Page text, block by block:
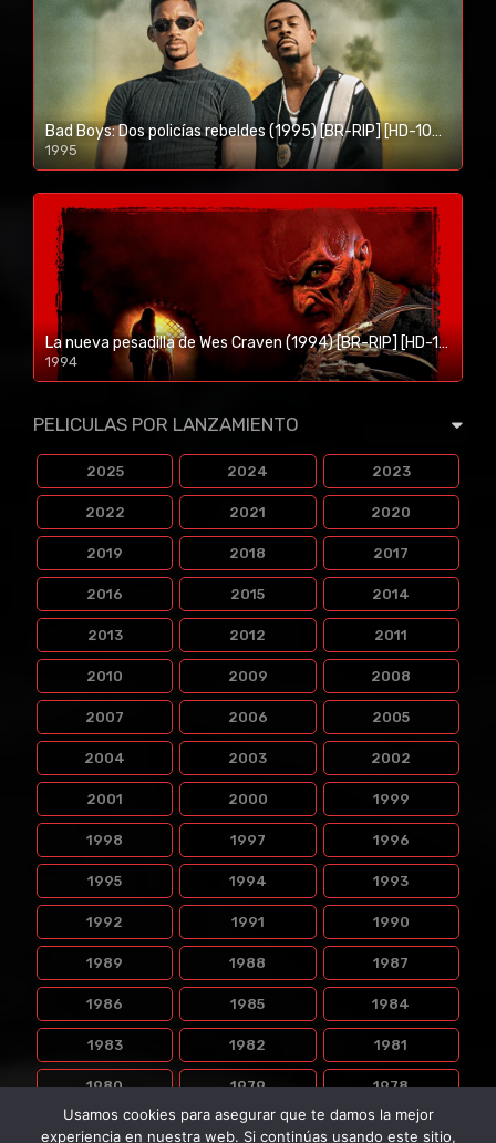
Bad Boys: Dos policías rebeldes (1995) [BR-RIP] [HD-1080p]
1995
1080p/720p
La nueva pesadilla de Wes Craven (1994) [BR-RIP] [HD-1080p]
1994
1080p/720p
PELICULAS POR LANZAMIENTO
2025 2024 2023
2022 2021 2020
2019 2018 2017
2016 2015 2014
2013 2012 2011
2010 2009 2008
2007 2006 2005
2004 2003 2002
2001 2000 1999
1998 1997 1996
1995 1994 1993
1992 1991 1990
1989 1988 1987
1986 1985 1984
1983 1982 1981
1980 1979 1978
1976
Usamos cookies para asegurar que te damos la mejor
experiencia en nuestra web. Si continúas usando este sitio,